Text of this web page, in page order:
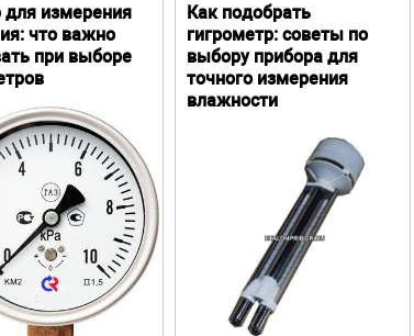
для измерения
что важно
при выборе
Как подобрать
гигрометр: советы по
выбору прибора для
точного измерения
влажности